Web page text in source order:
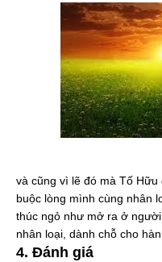
và cũng vì lẽ đó mà Tố
buộc lòng mình cùng nhân
thúc ngỏ như mở ra ở
nhân loại, dành chỗ cho
4. Đánh giá